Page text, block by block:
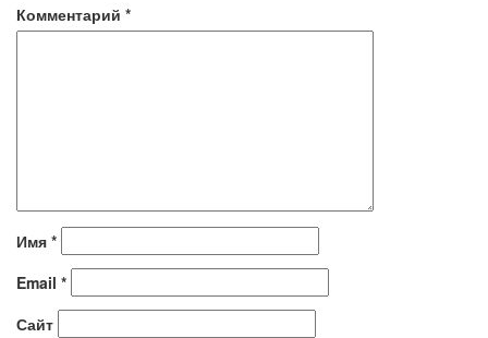
Комментарий *
Имя *
Email *
Сайт